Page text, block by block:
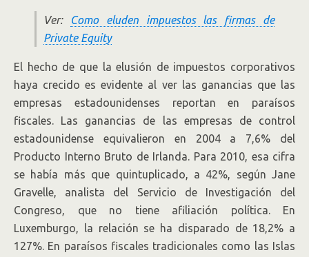
Ver:
Como eluden impuestos las firmas de
Private Equity
El hecho de que la elusión de impuestos corporativos
haya crecido es evidente al ver las ganancias que las
empresas estadounidenses reportan en paraísos
fiscales. Las ganancias de las empresas de control
estadounidense equivalieron en 2004 a 7,6% del
Producto Interno Bruto de Irlanda. Para 2010, esa cifra
se había más que quintuplicado, a 42%, según Jane
Gravelle, analista del Servicio de Investigación del
Congreso, que no tiene afiliación política. En
Luxemburgo, la relación se ha disparado de 18,2% a
127%. En paraísos fiscales tradicionales como las Islas